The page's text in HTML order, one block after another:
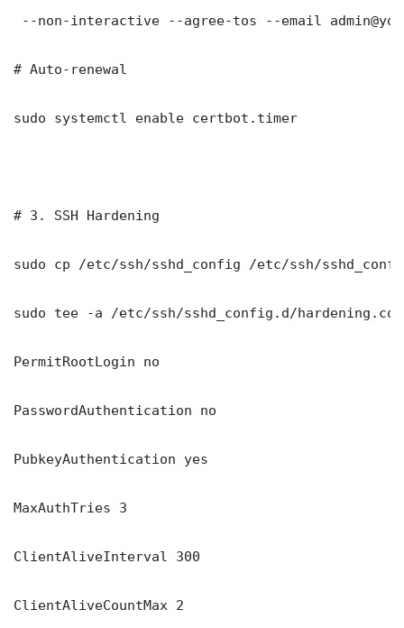
--non-interactive --agree-tos --email
# Auto-renewal
sudo systemctl enable certbot.timer
# 3. SSH Hardening
sudo cp /etc/ssh/sshd_config /etc/ssh/
sudo tee -a /etc/ssh/sshd_config.d/
PermitRootLogin no
PasswordAuthentication no
PubkeyAuthentication yes
MaxAuthTries 3
ClientAliveInterval 300
ClientAliveCountMax 2